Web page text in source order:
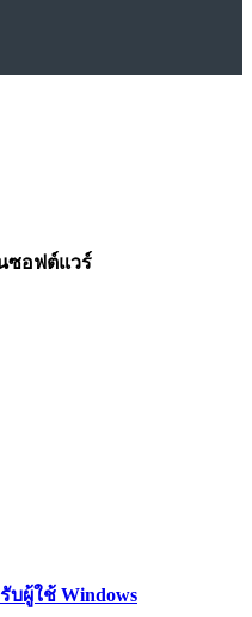
ซอฟต์แวร์
บผู้ใช้ Windows